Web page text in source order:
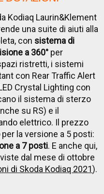
Kodiaq Laurin&Klement
una suite di aiuti alla
con sistema di
a 360° per
ristretti, i sistemi
con Rear Traffic Alert
Crystal Lighting con
il sistema di sterzo
su RS) e il
elettrico. Il prezzo
per la versione a 5 posti:
a 7 posti. E anche qui,
dal mese di ottobre
di Skoda Kodiaq 2021).